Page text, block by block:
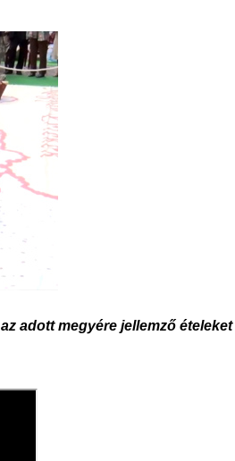
adott megyére jellemző ételeket